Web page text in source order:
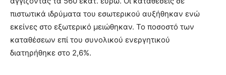
πιστωτικά ιδρύματα του εσωτερικού αυξήθηκαν ενώ
εκείνες στο εξωτερικό μειώθηκαν. Το ποσοστό των
καταθέσεων επί του συνολικού ενεργητικού
διατηρήθηκε στο 2,6%.